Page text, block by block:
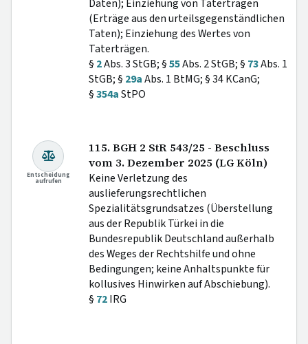
Daten); Einziehung von Taterträgen
(Erträge aus den urteilsgegenständlichen
Taten); Einziehung des Wertes von
Taterträgen.
§ 2Abs. 3 StGB; §55Abs. 2 StGB; § 73Abs. 1
StGB; § 29aAbs. 1 BtMG; § 34 KCanG;
§354aStPO
Entscheidung
aufrufen
115. BGH 2 StR 543/25 - Beschluss
vom 3. Dezember 2025 (LG Köln)
Keine Verletzung des
auslieferungsrechtlichen
Spezialitätsgrundsatzes (Überstellung
aus der Republik Türkei in die
Bundesrepublik Deutschland außerhalb
des Weges der Rechtshilfe und ohne
Bedingungen; keine Anhaltspunkte für
kollusives Hinwirken auf Abschiebung).
§ 72IRG